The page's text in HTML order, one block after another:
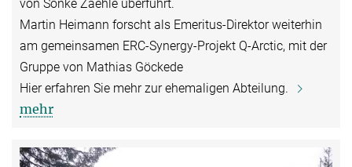
von Sönke Zaehle überführt.
Martin Heimann forscht als Emeritus-Direktor weiterhin
am gemeinsamen ERC-Synergy-Projekt Q-Arctic, mit der
Gruppe von Mathias Göckede
Hier erfahren Sie mehr zur ehemaligen Abteilung.
mehr